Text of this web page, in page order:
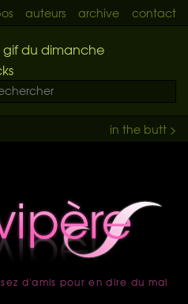
auteurs archive contact
gif du dimanche
in the butt >
d'amis pour en dire du mal